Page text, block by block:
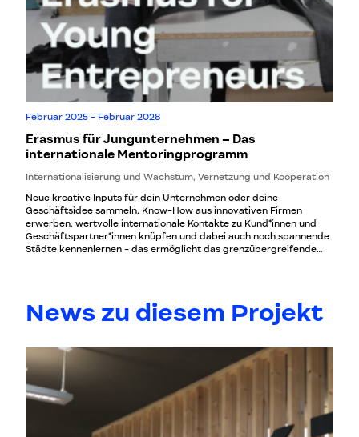
Februar 2025 - Februar 2028
Erasmus für Jungunternehmen – Das
internationale Mentoringprogramm
Internationalisierung und Wachstum, Vernetzung und Kooperation
Neue kreative Inputs für dein Unternehmen oder deine
Geschäftsidee sammeln, Know-How aus innovativen Firmen
erwerben, wertvolle internationale Kontakte zu Kund*innen und
Geschäftspartner*innen knüpfen und dabei auch noch spannende
Städte kennenlernen - das ermöglicht das grenzübergreifende
News zu diesem Projekt